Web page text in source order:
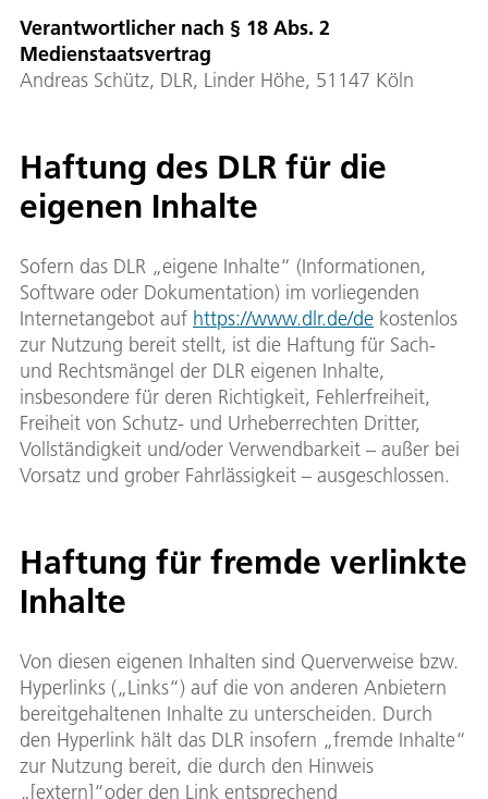
Verantwortlicher nach § 18 Abs. 2
Medienstaatsvertrag
Andreas Schütz, DLR, Linder Höhe, 51147 Köln
Haftung des DLR für die
eigenen Inhalte
Sofern das DLR „eigene Inhalte“ (Informationen,
Software oder Dokumentation) im vorliegenden
Internetangebot auf https://www.dlr.de/de kostenlos
zur Nutzung bereit stellt, ist die Haftung für Sach-
und Rechtsmängel der DLR eigenen Inhalte,
insbesondere für deren Richtigkeit, Fehlerfreiheit,
Freiheit von Schutz- und Urheberrechten Dritter,
Vollständigkeit und/oder Verwendbarkeit – außer bei
Vorsatz und grober Fahrlässigkeit – ausgeschlossen.
Haftung für fremde verlinkte
Inhalte
Von diesen eigenen Inhalten sind Querverweise bzw.
Hyperlinks („Links“) auf die von anderen Anbietern
bereitgehaltenen Inhalte zu unterscheiden. Durch
den Hyperlink hält das DLR insofern „fremde Inhalte“
zur Nutzung bereit, die durch den Hinweis
„[extern]“oder den Link entsprechend